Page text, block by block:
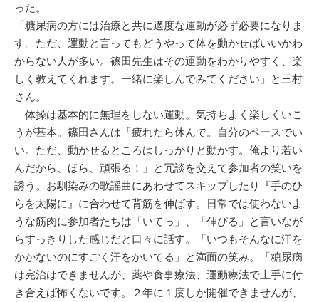
った。
「糖尿病の方には治療と共に適度な運動が必ず必要になりま
す。ただ、運動と言ってもどうやって体を動かせばいいかわ
からない人が多い。篠田先生はその運動をわかりやすく、楽
しく教えてくれます。一緒に楽しんでみてください」と三村
さん。
体操は基本的に無理をしない運動。気持ちよく楽しくいこ
うが基本。篠田さんは「疲れたら休んで。自分のペースでい
い。ただ、動かせるところはしっかりと動かす。俺より若い
んだから、ほら、頑張る！」と冗談を交えて参加者の笑いを
誘う。お馴染みの歌謡曲にあわせてスキップしたり『手のひ
らを太陽に』に合わせて背筋を伸ばす。日常では使わないよ
うな筋肉に参加者たちは「いてっ」、「伸びる」と言いなが
らすっきりした感じだと口々に話す。「いつもそんなに汗を
かかないのにすごく汗をかいてる」と満面の笑み。「糖尿病
は完治はできませんが、薬や食事療法、運動療法で上手に付
き合えば怖くないです。２年に１度しか開催できませんが、